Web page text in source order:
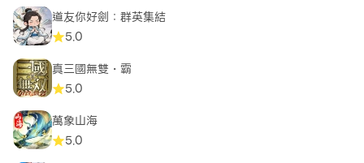
道友你好劍：群英集結
5.0
真三國無雙・霸
5.0
萬象山海
5.0